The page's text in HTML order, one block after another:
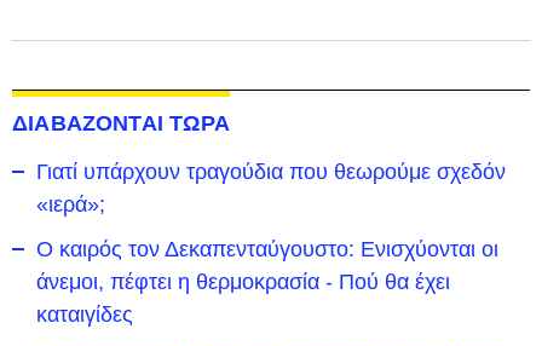
ΔΙΑΒΑΖΟΝΤΑΙ ΤΩΡΑ
Γιατί υπάρχουν τραγούδια που θεωρούμε σχεδόν
«ιερά»;
Ο καιρός τον Δεκαπενταύγουστο: Ενισχύονται οι
άνεμοι, πέφτει η θερμοκρασία - Πού θα έχει
καταιγίδες